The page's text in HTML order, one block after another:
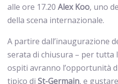
alle ore 17.20 Alex Koo, uno
della scena internazionale.
A partire dall’inaugurazione
serata di chiusura – per tutta
ospiti avranno l’opportunità
tipico di St-Germain, e